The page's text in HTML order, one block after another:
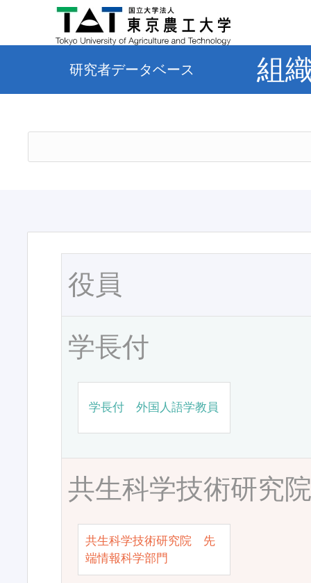
研究者データベース 組
役員
学長付
学長付 外国人語学教員
共生科学技術研究
共生科学技術研究院 先
端情報科学部門